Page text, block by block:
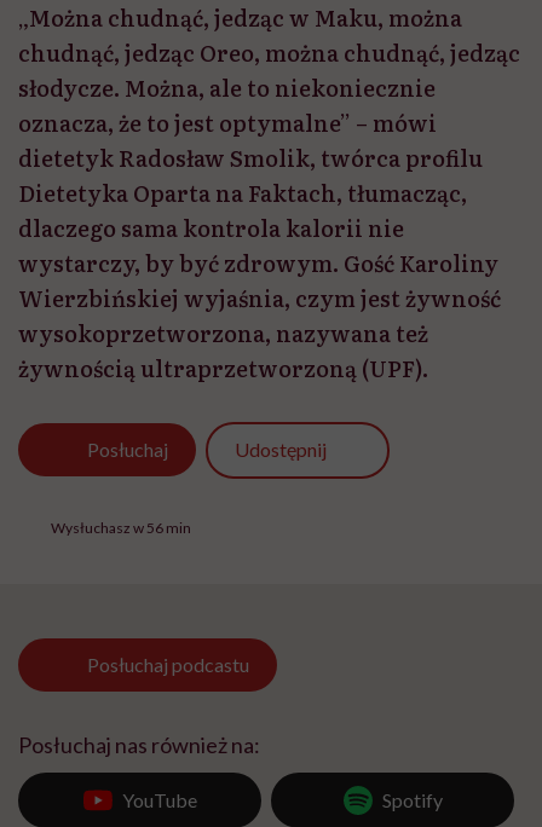
„Można chudnąć, jedząc w Maku, można
chudnąć, jedząc Oreo, można chudnąć, jedząc
słodycze. Można, ale to niekoniecznie
oznacza, że to jest optymalne” – mówi
dietetyk Radosław Smolik, twórca profilu
Dietetyka Oparta na Faktach, tłumacząc,
dlaczego sama kontrola kalorii nie
wystarczy, by być zdrowym. Gość Karoliny
Wierzbińskiej wyjaśnia, czym jest żywność
wysokoprzetworzona, nazywana też
żywnością ultraprzetworzoną (UPF).
Posłuchaj Udostępnij
Wysłuchasz w 56 min
Posłuchaj podcastu
Posłuchaj nas również na:
YouTube Spotify